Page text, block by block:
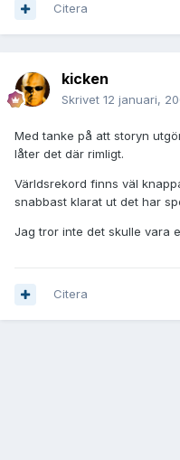
Citera
kicken
Skrivet 12 januari,
Med tanke på att storyn
låter det där rimligt.
Världsrekord finns väl
snabbast klarat ut det har
Jag tror inte det skulle vara
Citera